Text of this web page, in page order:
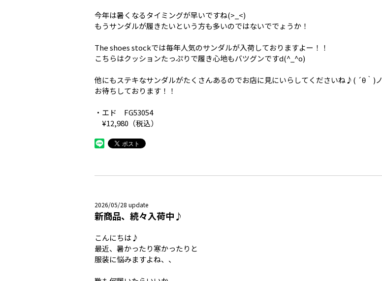
今年は暑くなるタイミングが早いですね(>_<)
もうサンダルが履きたいという方も多いのではないででょうか！
The shoes stockでは毎年人気のサンダルが入荷しておりますよー！！
こちらはクッションたっぷりで履き心地もバツグンですd(^_^o)
他にもステキなサンダルがたくさんあるのでお店に見にいらしてくださいね♪( ´θ｀)ノ
お待ちしております！！
・エド FG53054
¥12,980（税込）
2026/05/28 update
新商品、続々入荷中♪
こんにちは♪
最近、暑かったり寒かったりと
服装に悩みますよね、、